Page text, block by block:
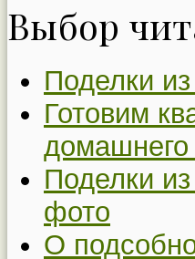
Выбор
Поделки
Готовим
домашнего
Поделки
фото
О